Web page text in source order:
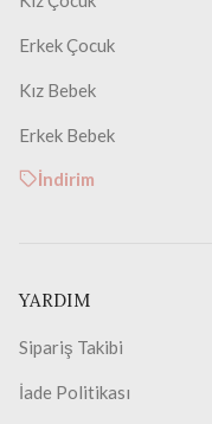
Erkek Çocuk
Kız Bebek
Erkek Bebek
İndirim
YARDIM
Sipariş Takibi
İade Politikası